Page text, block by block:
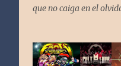
que no caiga en el